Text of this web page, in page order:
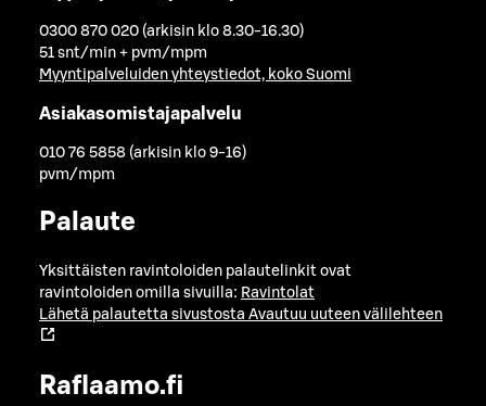
0300 870 020 (arkisin klo 8.30-16.30)
51 snt/min + pvm/mpm
Myyntipalveluiden yhteystiedot, koko Suomi
Asiakasomistajapalvelu
010 76 5858 (arkisin klo 9-16)
pvm/mpm
Palaute
Yksittäisten ravintoloiden palautelinkit ovat
ravintoloiden omilla sivuilla: Ravintolat
Lähetä palautetta sivustosta Avautuu uuteen välilehteen
Raflaamo.fi